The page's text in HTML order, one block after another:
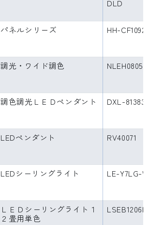
DLD
パネルシリーズ HH-
調光・ワイド調色
調色調光ＬＥＤペンダント DXL-81383
LEDペンダント RV40071
LEDシーリングライト LE-Y7LG-W
ＬＥＤシーリングライト１
２畳用単色
LSEB1206K